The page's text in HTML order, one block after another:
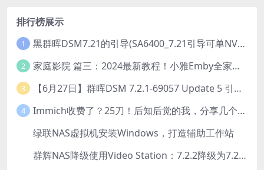
排行榜展示
1 黑群晖DSM7.21的引导(SA6400_7.21引导可单NVME安装系统）
2 家庭影院 篇三：2024最新教程！小雅Emby全家桶又是什么？它和小雅AList又有什么区别？
3 【6月27日】群晖DSM 7.2.1-69057 Update 5 引导【附半洗白序列号】
4 Immich收费了？25刀！后知后觉的我，分享几个方法DIY这款最强家庭照片管理工具
绿联NAS虚拟机安装Windows，打造辅助工作站
群辉NAS降级使用Video Station：7.2.2降级为7.2.1，也可降为其他版本